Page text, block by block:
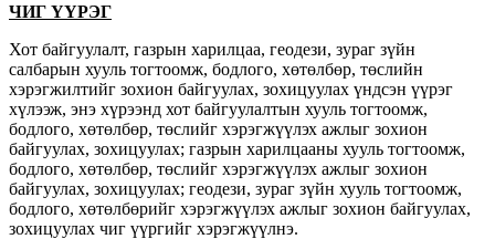
ЧИГ ҮҮРЭГ
Хот байгуулалт, газрын харилцаа, геодези, зураг зүйн
салбарын хууль тогтоомж, бодлого, хөтөлбөр, төслийн
хэрэгжилтийг зохион байгуулах, зохицуулах үндсэн үүрэг
хүлээж, энэ хүрээнд хот байгуулалтын хууль тогтоомж,
бодлого, хөтөлбөр, төслийг хэрэгжүүлэх ажлыг зохион
байгуулах, зохицуулах; газрын харилцааны хууль тогтоомж,
бодлого, хөтөлбөр, төслийг хэрэгжүүлэх ажлыг зохион
байгуулах, зохицуулах; геодези, зураг зүйн хууль тогтоомж,
бодлого, хөтөлбөрийг хэрэгжүүлэх ажлыг зохион байгуулах,
зохицуулах чиг үүргийг хэрэгжүүлнэ.